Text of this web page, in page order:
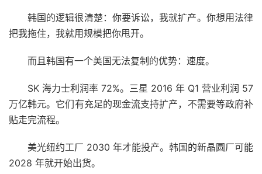
韩国的逻辑很清楚：你要诉讼，我就扩产。你想用法律
把我拖住，我就用规模把你甩开。
而且韩国有一个美国无法复制的优势：速度。
SK 海力士利润率 72%。三星 2016 年 Q1 营业利润 57
万亿韩元。它们有充足的现金流支持扩产，不需要等政府补
贴走完流程。
美光纽约工厂 2030 年才能投产。韩国的新晶圆厂可能
2028 年就开始出货。